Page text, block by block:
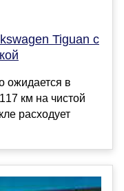
Tiguan с
ожидается в
км на чистой
расходует